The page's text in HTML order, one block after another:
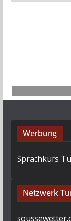
r
Werbung
Sprachkurs
Netzwerk